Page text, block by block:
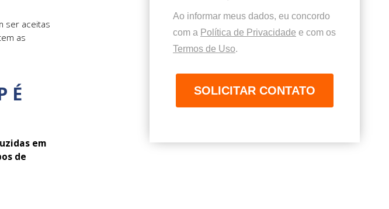
ser aceitas
as
É
em
de
Ao informar meus dados, eu concordo
com a Política de Privacidade e com os
Termos de Uso.
SOLICITAR CONTATO